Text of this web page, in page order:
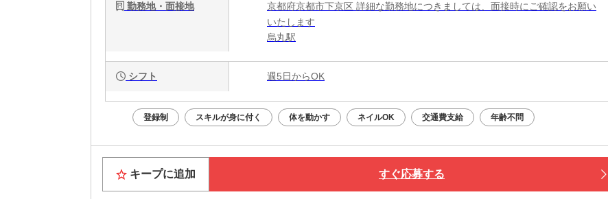
勤務地・面接地
京都府京都市下京区 詳細な勤務地につきましては、面接時にご確認をお願い
いたします
烏丸駅
シフト 週5日からOK
登録制 スキルが身に付く 体を動かす ネイルOK 交通費支給 年齢不問
キープに追加 すぐ応募する